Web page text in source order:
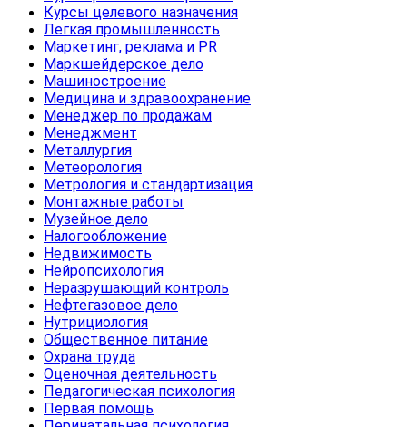
Курсы целевого назначения
Легкая промышленность
Маркетинг, реклама и PR
Маркшейдерское дело
Машиностроение
Медицина и здравоохранение
Менеджер по продажам
Менеджмент
Металлургия
Метеорология
Метрология и стандартизация
Монтажные работы
Музейное дело
Налогообложение
Недвижимость
Нейропсихология
Неразрушающий контроль
Нефтегазовое дело
Нутрициология
Общественное питание
Охрана труда
Оценочная деятельность
Педагогическая психология
Первая помощь